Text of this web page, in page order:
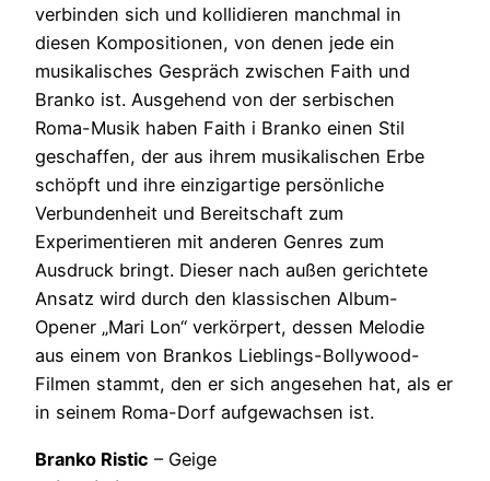
verbinden sich und kollidieren manchmal in
diesen Kompositionen, von denen jede ein
musikalisches Gespräch zwischen Faith und
Branko ist. Ausgehend von der serbischen
Roma-Musik haben Faith i Branko einen Stil
geschaffen, der aus ihrem musikalischen Erbe
schöpft und ihre einzigartige persönliche
Verbundenheit und Bereitschaft zum
Experimentieren mit anderen Genres zum
Ausdruck bringt. Dieser nach außen gerichtete
Ansatz wird durch den klassischen Album-
Opener „Mari Lon“ verkörpert, dessen Melodie
aus einem von Brankos Lieblings-Bollywood-
Filmen stammt, den er sich angesehen hat, als er
in seinem Roma-Dorf aufgewachsen ist.
Branko Ristic – Geige